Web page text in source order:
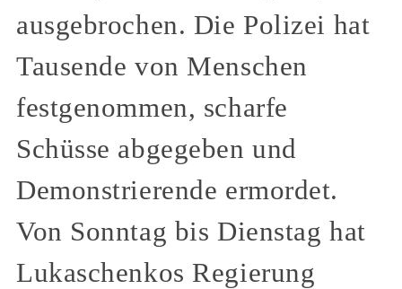
ausgebrochen. Die Polizei hat
Tausende von Menschen
festgenommen, scharfe
Schüsse abgegeben und
Demonstrierende ermordet.
Von Sonntag bis Dienstag hat
Lukaschenkos Regierung